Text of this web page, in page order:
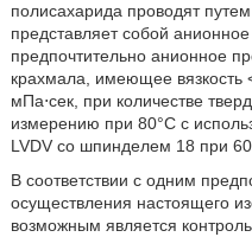
полисахарида проводят
представляет собой
предпочтительно анионное
крахмала, имеющее вязкость
мПа⋅сек, при количестве
измерению при 80°C с
LVDV со шпинделем 18 при
В соответствии с одним
осуществления настоящего
возможным является